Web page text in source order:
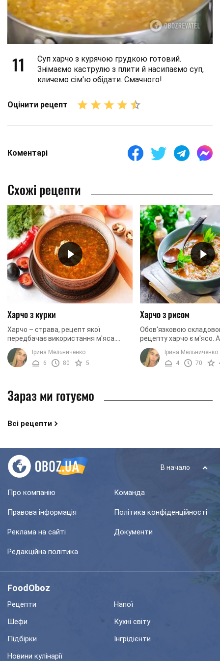
11
Суп харчо з курячою грудкою готовий.
Знімаємо каструлю з плити й насипаємо суп,
кличемо сім'ю обідати. Смачного!
Оцінити рецепт
Коментарі
Схожі рецепти
Харчо з курки
Харчо – страва, рецепт якої
передбачає використання м'яса.
Зазвичай в цей суп кладуть баранину
чи яловичину. Тому зробити
справжній харчо пісним не ...
Ірина Мельниченко
6
80 5
Харчо з рисом
Обов'язковою
рецепту харчо є м'ясо.
означає, що дуже
можна приготувати без
інгредієнта. Люди, які ...
Ірина Мельниченко
4
70
Зараз ми готуємо
Всі рецепти
В начало
Про компанію Команда
Правова інформація Політика конфіденційності
Реклама на сайті Документи
Редакційна політика
FoodOboz
Рецепти
Напої
Шефи
Кухні світу
Підбірки
Інгрідієнти
Новини кулінарії